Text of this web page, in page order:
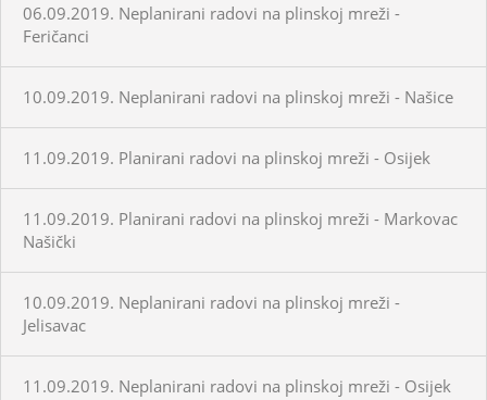
06.09.2019. Neplanirani radovi na plinskoj mreži -
Feričanci
10.09.2019. Neplanirani radovi na plinskoj mreži - Našice
11.09.2019. Planirani radovi na plinskoj mreži - Osijek
11.09.2019. Planirani radovi na plinskoj mreži - Markovac
Našički
10.09.2019. Neplanirani radovi na plinskoj mreži -
Jelisavac
11.09.2019. Neplanirani radovi na plinskoj mreži - Osijek